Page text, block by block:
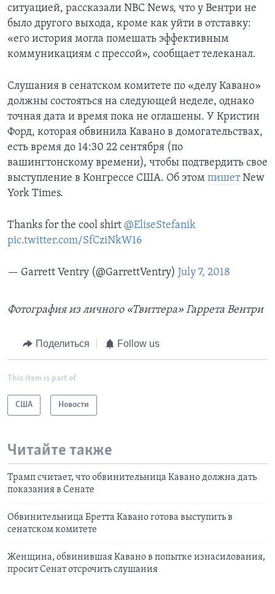
ситуацией, рассказали NBC News, что у Вентри не
было другого выхода, кроме как уйти в отставку:
«его история могла помешать эффективным
коммуникациям с прессой», сообщает телеканал.
Слушания в сенатском комитете по «делу Кавано»
должны состояться на следующей неделе, однако
точная дата и время пока не оглашены. У Кристин
Форд, которая обвинила Кавано в домогательствах,
есть время до 14:30 22 сентября (по
вашингтонскому времени), чтобы подтвердить свое
выступление в Конгрессе США. Об этом пишетNew
York Times.
Thanks for the cool shirt @EliseStefanik
pic.twitter.com/SfCziNkW16
— Garrett Ventry (@GarrettVentry) July 7, 2018
Фотография из личного «Твиттера» Гаррета Вентри
Поделиться Follow us
This item is part of
США Новости
Читайте также
Трамп считает, что обвинительница Кавано должна дать
показания в Сенате
Обвинительница Бретта Кавано готова выступить в
сенатском комитете
Женщина, обвинившая Кавано в попытке изнасилования,
просит Сенат отсрочить слушания